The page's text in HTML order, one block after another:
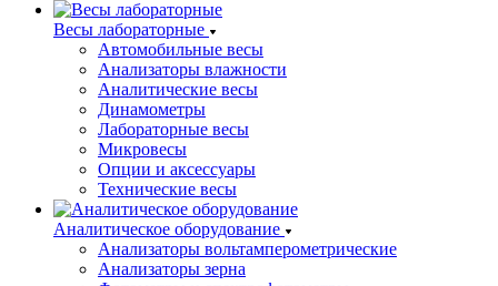
Весы лабораторные
Автомобильные весы
Анализаторы влажности
Аналитические весы
Динамометры
Лабораторные весы
Микровесы
Опции и аксессуары
Технические весы
Аналитическое оборудование
Анализаторы вольтамперометрические
Анализаторы зерна